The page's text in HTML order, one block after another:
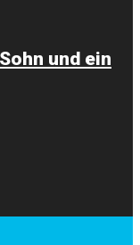
und ein